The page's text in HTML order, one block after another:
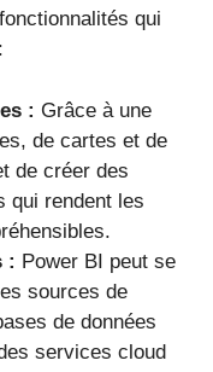
qui
: Grâce à une
de cartes et de
de créer des
qui rendent les
: Power BI peut se
sources de
de données
services cloud